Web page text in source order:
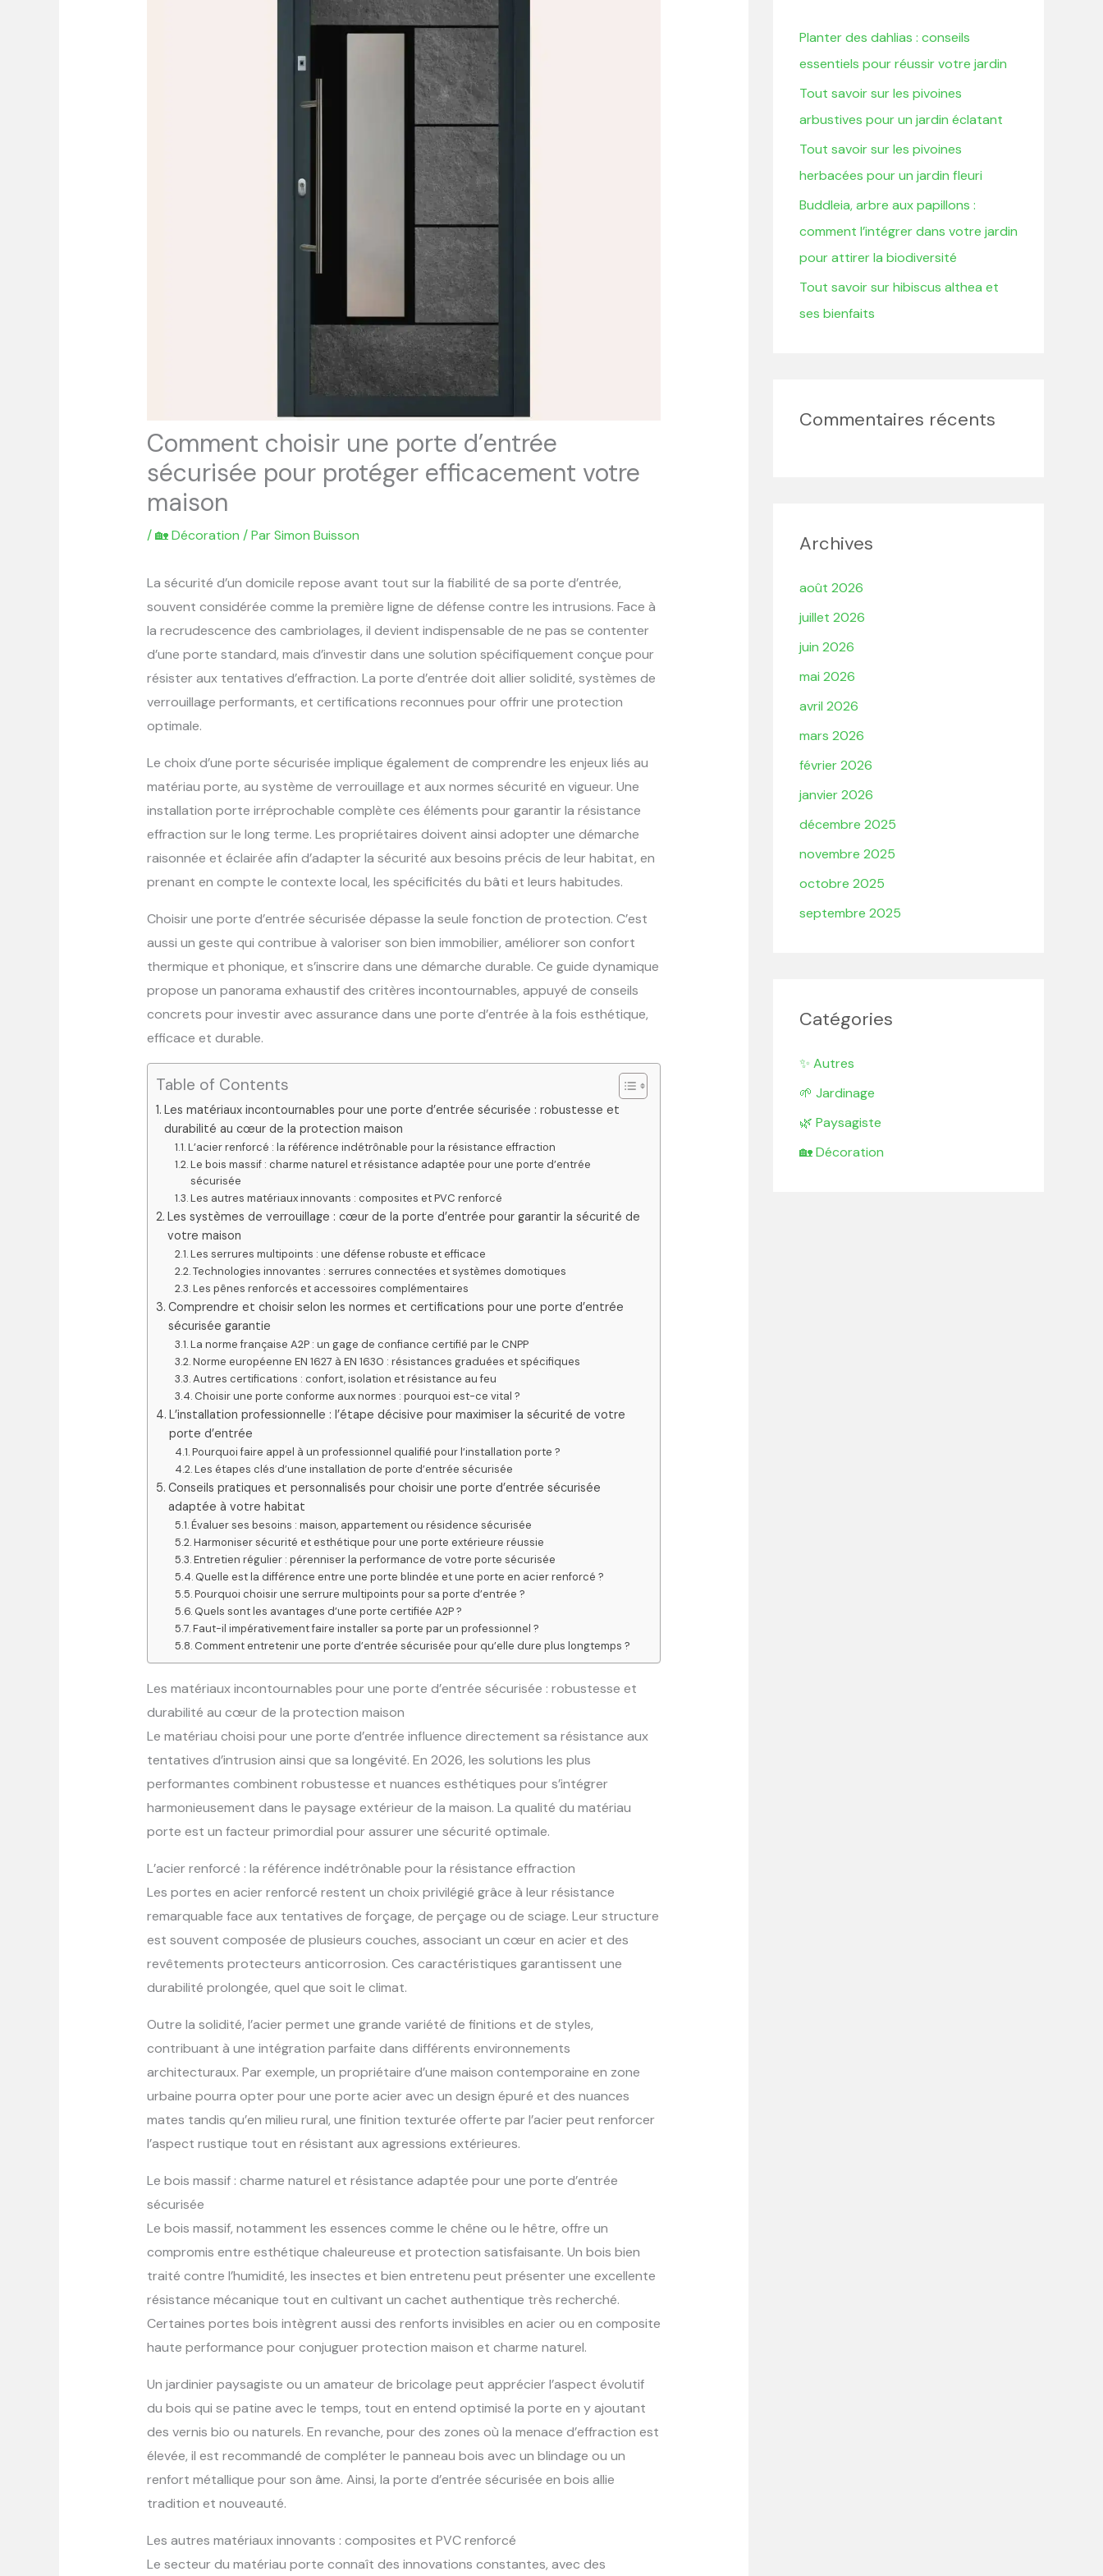
Comment choisir une porte d’entrée
sécurisée pour protéger efficacement votre
maison
/🏡 Décoration / ParSimon Buisson
La sécurité d’un domicile repose avant tout sur la fiabilité de sa porte d’entrée,
souvent considérée comme la première ligne de défense contre les intrusions. Face à
la recrudescence des cambriolages, il devient indispensable de ne pas se contenter
d’une porte standard, mais d’investir dans une solution spécifiquement conçue pour
résister aux tentatives d’effraction. La porte d’entrée doit allier solidité, systèmes de
verrouillage performants, et certifications reconnues pour offrir une protection
optimale.
Le choix d’une porte sécurisée implique également de comprendre les enjeux liés au
matériau porte, au système de verrouillage et aux normes sécurité en vigueur. Une
installation porte irréprochable complète ces éléments pour garantir la résistance
effraction sur le long terme. Les propriétaires doivent ainsi adopter une démarche
raisonnée et éclairée afin d’adapter la sécurité aux besoins précis de leur habitat, en
prenant en compte le contexte local, les spécificités du bâti et leurs habitudes.
Choisir une porte d’entrée sécurisée dépasse la seule fonction de protection. C’est
aussi un geste qui contribue à valoriser son bien immobilier, améliorer son confort
thermique et phonique, et s’inscrire dans une démarche durable. Ce guide dynamique
propose un panorama exhaustif des critères incontournables, appuyé de conseils
concrets pour investir avec assurance dans une porte d’entrée à la fois esthétique,
efficace et durable.
Table of Contents
Les matériaux incontournables pour une porte d’entrée sécurisée : robustesse et
durabilité au cœur de la protection maison
L’acier renforcé : la référence indétrônable pour la résistance effraction
Le bois massif : charme naturel et résistance adaptée pour une porte d’entrée
sécurisée
Les autres matériaux innovants : composites et PVC renforcé
Les systèmes de verrouillage : cœur de la porte d’entrée pour garantir la sécurité de
votre maison
Les serrures multipoints : une défense robuste et efficace
Technologies innovantes : serrures connectées et systèmes domotiques
Les pênes renforcés et accessoires complémentaires
Comprendre et choisir selon les normes et certifications pour une porte d’entrée
sécurisée garantie
La norme française A2P : un gage de confiance certifié par le CNPP
Norme européenne EN 1627 à EN 1630 : résistances graduées et spécifiques
Autres certifications : confort, isolation et résistance au feu
Choisir une porte conforme aux normes : pourquoi est-ce vital ?
L’installation professionnelle : l’étape décisive pour maximiser la sécurité de votre
porte d’entrée
Pourquoi faire appel à un professionnel qualifié pour l’installation porte ?
Les étapes clés d’une installation de porte d’entrée sécurisée
Conseils pratiques et personnalisés pour choisir une porte d’entrée sécurisée
adaptée à votre habitat
Évaluer ses besoins : maison, appartement ou résidence sécurisée
Harmoniser sécurité et esthétique pour une porte extérieure réussie
Entretien régulier : pérenniser la performance de votre porte sécurisée
Quelle est la différence entre une porte blindée et une porte en acier renforcé ?
Pourquoi choisir une serrure multipoints pour sa porte d’entrée ?
Quels sont les avantages d’une porte certifiée A2P ?
Faut-il impérativement faire installer sa porte par un professionnel ?
Comment entretenir une porte d’entrée sécurisée pour qu’elle dure plus longtemps ?
Les matériaux incontournables pour une porte d’entrée sécurisée : robustesse et
durabilité au cœur de la protection maison
Le matériau choisi pour une porte d’entrée influence directement sa résistance aux
tentatives d’intrusion ainsi que sa longévité. En 2026, les solutions les plus
performantes combinent robustesse et nuances esthétiques pour s’intégrer
harmonieusement dans le paysage extérieur de la maison. La qualité du matériau
porte est un facteur primordial pour assurer une sécurité optimale.
L’acier renforcé : la référence indétrônable pour la résistance effraction
Les portes en acier renforcé restent un choix privilégié grâce à leur résistance
remarquable face aux tentatives de forçage, de perçage ou de sciage. Leur structure
est souvent composée de plusieurs couches, associant un cœur en acier et des
revêtements protecteurs anticorrosion. Ces caractéristiques garantissent une
durabilité prolongée, quel que soit le climat.
Outre la solidité, l’acier permet une grande variété de finitions et de styles,
contribuant à une intégration parfaite dans différents environnements
architecturaux. Par exemple, un propriétaire d’une maison contemporaine en zone
urbaine pourra opter pour une porte acier avec un design épuré et des nuances
mates tandis qu’en milieu rural, une finition texturée offerte par l’acier peut renforcer
l’aspect rustique tout en résistant aux agressions extérieures.
Le bois massif : charme naturel et résistance adaptée pour une porte d’entrée
sécurisée
Le bois massif, notamment les essences comme le chêne ou le hêtre, offre un
compromis entre esthétique chaleureuse et protection satisfaisante. Un bois bien
traité contre l’humidité, les insectes et bien entretenu peut présenter une excellente
résistance mécanique tout en cultivant un cachet authentique très recherché.
Certaines portes bois intègrent aussi des renforts invisibles en acier ou en composite
haute performance pour conjuguer protection maison et charme naturel.
Un jardinier paysagiste ou un amateur de bricolage peut apprécier l’aspect évolutif
du bois qui se patine avec le temps, tout en entend optimisé la porte en y ajoutant
des vernis bio ou naturels. En revanche, pour des zones où la menace d’effraction est
élevée, il est recommandé de compléter le panneau bois avec un blindage ou un
renfort métallique pour son âme. Ainsi, la porte d’entrée sécurisée en bois allie
tradition et nouveauté.
Les autres matériaux innovants : composites et PVC renforcé
Le secteur du matériau porte connaît des innovations constantes, avec des
c
h
e
r
:
Planter des dahlias : conseils
essentiels pour réussir votre jardin
Tout savoir sur les pivoines
arbustives pour un jardin éclatant
Tout savoir sur les pivoines
herbacées pour un jardin fleuri
Buddleia, arbre aux papillons :
comment l’intégrer dans votre jardin
pour attirer la biodiversité
Tout savoir sur hibiscus althea et
ses bienfaits
Commentaires récents
Archives
août 2026
juillet 2026
juin 2026
mai 2026
avril 2026
mars 2026
février 2026
janvier 2026
décembre 2025
novembre 2025
octobre 2025
septembre 2025
Catégories
✨ Autres
🌱 Jardinage
🌿 Paysagiste
🏡 Décoration